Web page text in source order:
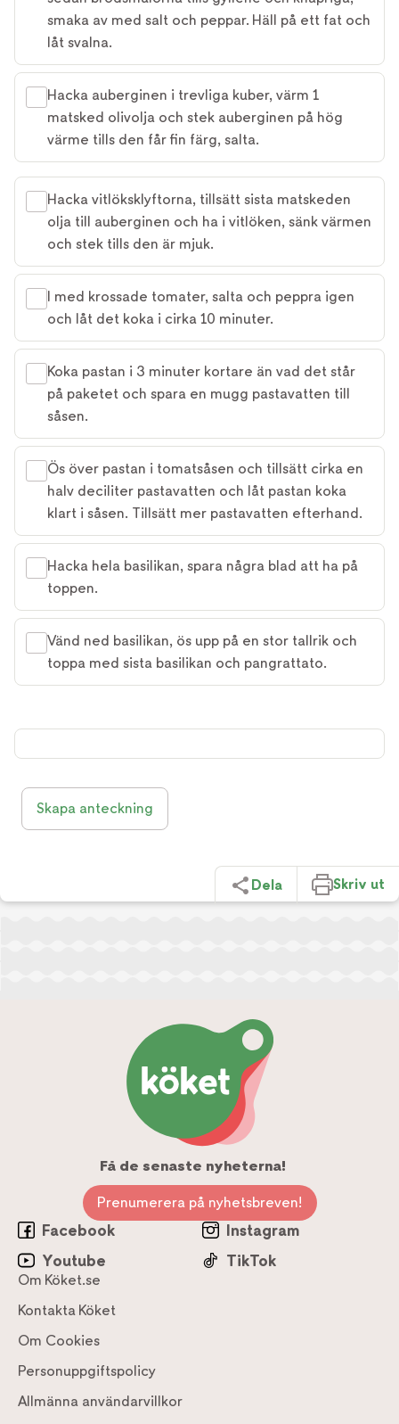
smaka av med salt och peppar. Häll på ett fat och
låt svalna.
Hacka auberginen i trevliga kuber, värm 1
matsked olivolja och stek auberginen på hög
värme tills den får fin färg, salta.
Hacka vitlöksklyftorna, tillsätt sista matskeden
olja till auberginen och ha i vitlöken, sänk värmen
och stek tills den är mjuk.
I med krossade tomater, salta och peppra igen
och låt det koka i cirka 10 minuter.
Koka pastan i 3 minuter kortare än vad det står
på paketet och spara en mugg pastavatten till
såsen.
Ös över pastan i tomatsåsen och tillsätt cirka en
halv deciliter pastavatten och låt pastan koka
klart i såsen. Tillsätt mer pastavatten efterhand.
Hacka hela basilikan, spara några blad att ha på
toppen.
Vänd ned basilikan, ös upp på en stor tallrik och
toppa med sista basilikan och pangrattato.
Skapa anteckning
Dela Skriv ut
Få de senaste nyheterna!
Prenumerera på nyhetsbreven!
Facebook
Instagram
Youtube
TikTok
Om Köket.se
Kontakta Köket
Om Cookies
Personuppgiftspolicy
Allmänna användarvillkor